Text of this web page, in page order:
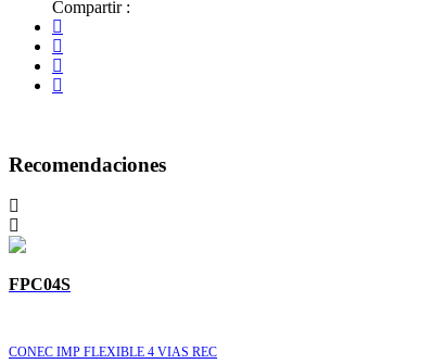
Compartir :
Recomendaciones
FPC04S
CONEC IMP FLEXIBLE 4 VIAS REC